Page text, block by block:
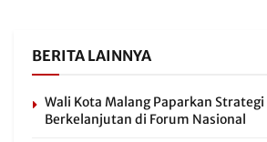
BERITA LAINNYA
Wali Kota Malang Paparkan Strategi
Berkelanjutan di Forum Nasional